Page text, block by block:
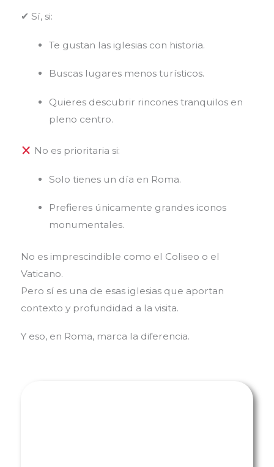
✔ Sí, si:
Te gustan las iglesias con historia.
Buscas lugares menos turísticos.
Quieres descubrir rincones tranquilos en
pleno centro.
No es prioritaria si:
Solo tienes un día en Roma.
Prefieres únicamente grandes iconos
monumentales.
No es imprescindible como el Coliseo o el
Vaticano.
Pero sí es una de esas iglesias que aportan
contexto y profundidad a la visita.
Y eso, en Roma, marca la diferencia.